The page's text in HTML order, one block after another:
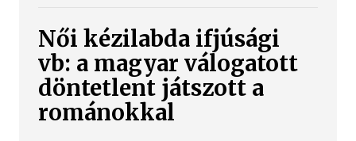
Női kézilabda ifjúsági
vb: a magyar válogatott
döntetlent játszott a
románokkal